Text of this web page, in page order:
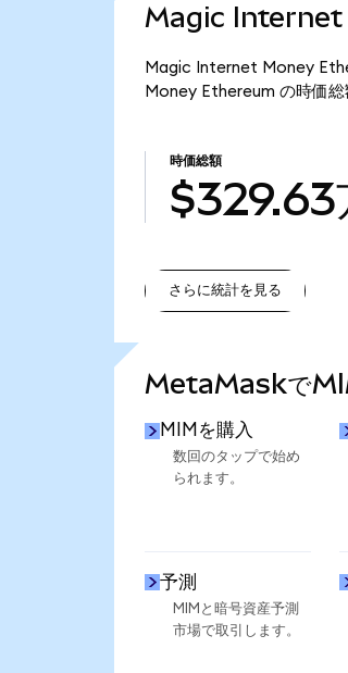
Magic Internet
Magic Internet Money
Money Ethereum の時価総
時価総額
$329.63
さらに統計を見る
MetaMaskで
MIMを購入
数回のタップで始め
られます。
予測
MIMと暗号資産予測
市場で取引します。